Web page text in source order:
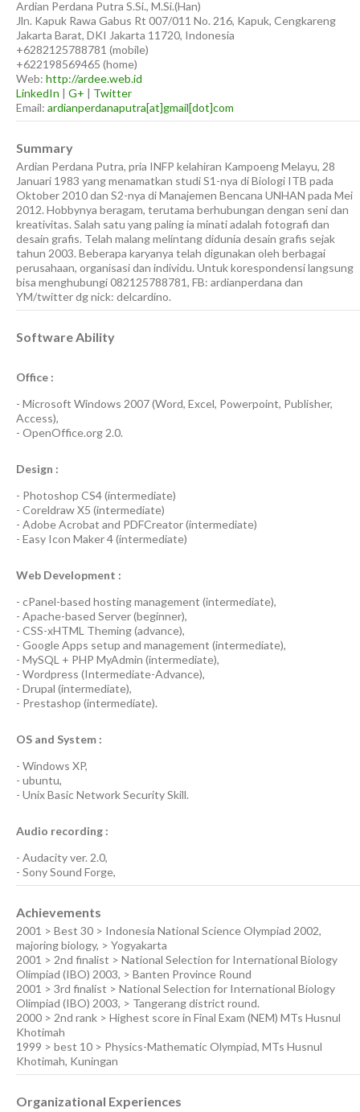
Ardian Perdana Putra S.Si., M.Si.(Han)
Jln. Kapuk Rawa Gabus Rt 007/011 No. 216, Kapuk, Cengkareng
Jakarta Barat, DKI Jakarta 11720, Indonesia
+6282125788781 (mobile)
+622198569465 (home)
Web: http://ardee.web.id
LinkedIn | G+ | Twitter
Email: ardianperdanaputra[at]gmail[dot]com
Summary
Ardian Perdana Putra, pria INFP kelahiran Kampoeng Melayu, 28
Januari 1983 yang menamatkan studi S1-nya di Biologi ITB pada
Oktober 2010 dan S2-nya di Manajemen Bencana UNHAN pada Mei
2012. Hobbynya beragam, terutama berhubungan dengan seni dan
kreativitas. Salah satu yang paling ia minati adalah fotografi dan
desain grafis. Telah malang melintang didunia desain grafis sejak
tahun 2003. Beberapa karyanya telah digunakan oleh berbagai
perusahaan, organisasi dan individu. Untuk korespondensi langsung
bisa menghubungi 082125788781, FB: ardianperdana dan
YM/twitter dg nick: delcardino.
Software Ability
Office :
- Microsoft Windows 2007(Word, Excel, Powerpoint, Publisher,
Access),
- OpenOffice.org 2.0.
Design :
- Photoshop CS4(intermediate)
- Coreldraw X5 (intermediate)
- Adobe Acrobat and PDFCreator(intermediate)
- Easy Icon Maker 4(intermediate)
Web Development :
- cPanel-based hosting management (intermediate),
- Apache-based Server(beginner),
- CSS-xHTML Theming(advance),
- Google Apps setup and management (intermediate),
- MySQL + PHP MyAdmin (intermediate),
- Wordpress (Intermediate-Advance),
- Drupal (intermediate),
- Prestashop (intermediate).
OS and System :
- Windows XP,
- ubuntu,
- Unix Basic Network SecuritySkill.
Audio recording :
- Audacity ver. 2.0,
- Sony Sound Forge,
Achievements
2001 > Best 30 > Indonesia National Science Olympiad 2002,
majoring biology, > Yogyakarta
2001 > 2nd finalist > National Selection for International Biology
Olimpiad (IBO) 2003, > Banten Province Round
2001 > 3rd finalist > National Selection for International Biology
Olimpiad (IBO) 2003, > Tangerang district round.
2000 > 2nd rank > Highest score in Final Exam (NEM) MTs Husnul
Khotimah
1999 > best 10 > Physics-Mathematic Olympiad, MTs Husnul
Khotimah, Kuningan
Organizational Experiences